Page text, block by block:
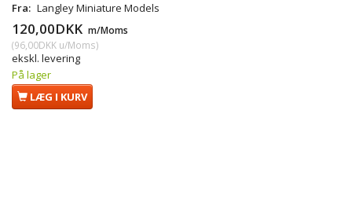
Fra: Langley Miniature Models
120,00DKK m/Moms
(96,00DKK u/Moms)
ekskl. levering
På lager
LÆG I KURV